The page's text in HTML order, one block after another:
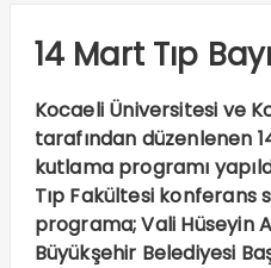
14 Mart Tıp
Kocaeli Üniversitesi ve
tarafından düzenlenen
kutlama programı
Tıp Fakültesi konferans
programa; Vali Hüseyin
Büyükşehir Belediyesi